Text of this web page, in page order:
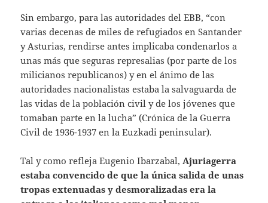
Sin embargo, para las autoridades del EBB, “con
varias decenas de miles de refugiados en Santander
y Asturias, rendirse antes implicaba condenarlos a
unas más que seguras represalias (por parte de los
milicianos republicanos) y en el ánimo de las
autoridades nacionalistas estaba la salvaguarda de
las vidas de la población civil y de los jóvenes que
tomaban parte en la lucha” (Crónica de la Guerra
Civil de 1936-1937 en la Euzkadi peninsular).
Tal y como refleja Eugenio Ibarzabal,Ajuriagerra
estaba convencido de que la única salida de unas
tropas extenuadas y desmoralizadas era la